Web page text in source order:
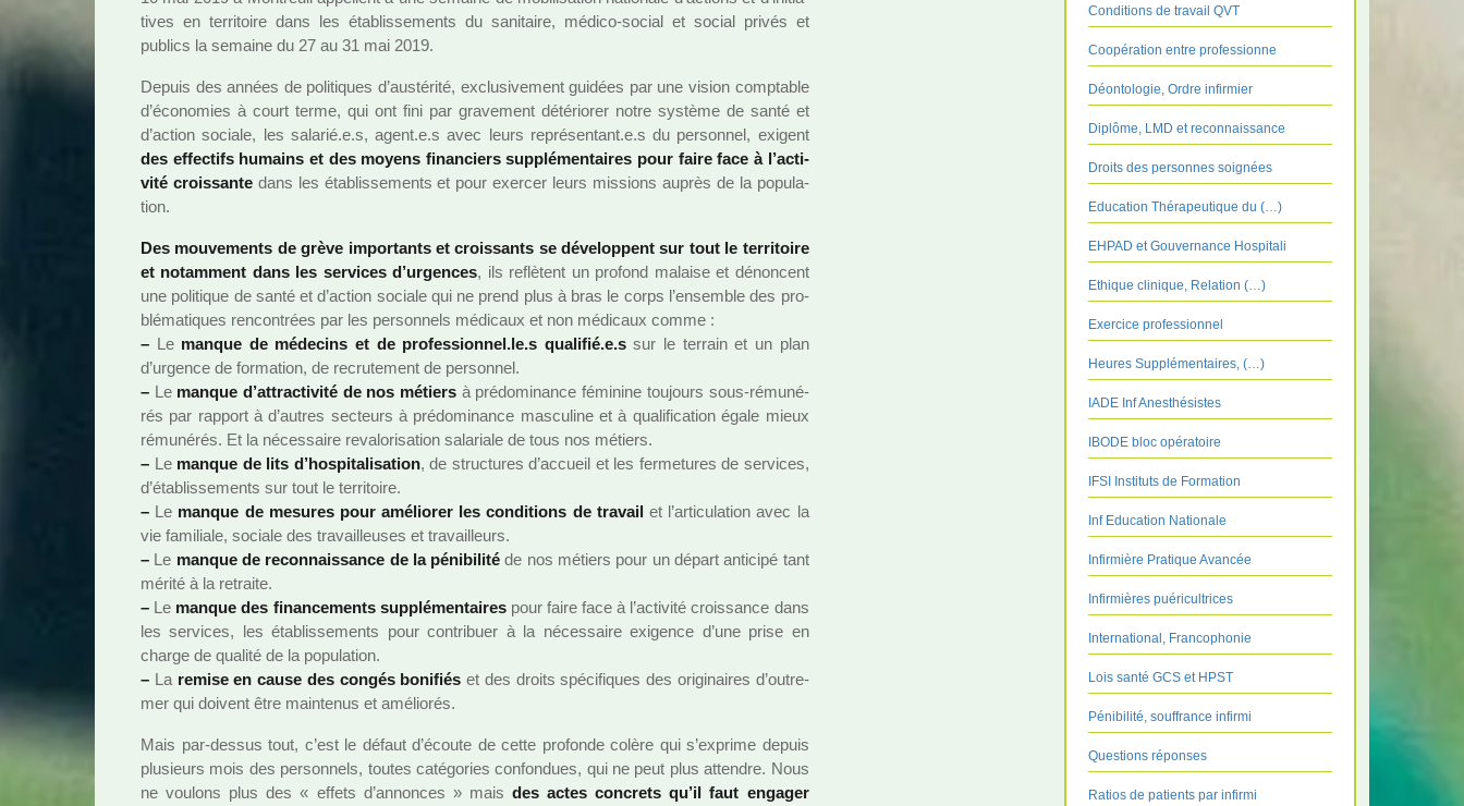
ti­ves en ter­ri­toire dans les établissements du sani­taire, médico-social et social privés et
publics la semaine du 27 au 31 mai 2019.
Depuis des années de poli­ti­ques d’aus­té­rité, exclu­si­ve­ment gui­dées par une vision comp­ta­ble
d’économies à court terme, qui ont fini par gra­ve­ment dété­rio­rer notre sys­tème de santé et
d’action sociale, les sala­rié.e.s, agent.e.s avec leurs repré­sen­tant.e.s du per­son­nel, exi­gent
des effec­tifs humains et des moyens finan­ciers sup­plé­men­tai­res pour faire face à l’acti­
vité crois­santedans les établissements et pour exer­cer leurs mis­sions auprès de la popu­la­
tion.
Des mou­ve­ments de grève impor­tants et crois­sants se déve­lop­pent sur tout le ter­ri­toire
et notam­ment dans les ser­vi­ces d’urgen­ces, ils reflè­tent un pro­fond malaise et dénon­cent
une poli­ti­que de santé et d’action sociale qui ne prend plus à bras le corps l’ensem­ble des pro­
blé­ma­ti­ques ren­contrées par les per­son­nels médi­caux et non médi­caux comme :
– Le manque de méde­cins et de pro­fes­sion­nel.le.s qua­li­fié.e.ssur le ter­rain et un plan
d’urgence de for­ma­tion, de recru­te­ment de per­son­nel.
– Le manque d’attrac­ti­vité de nos métiers à pré­do­mi­nance fémi­nine tou­jours sous-rému­né­
rés par rap­port à d’autres sec­teurs à pré­do­mi­nance mas­cu­line et à qua­li­fi­ca­tion égale mieux
rému­né­rés. Et la néces­saire reva­lo­ri­sa­tion sala­riale de tous nos métiers.
– Le manque de lits d’hos­pi­ta­li­sa­tion, de struc­tu­res d’accueil et les fer­me­tu­res de ser­vi­ces,
d’établissements sur tout le ter­ri­toire.
– Le manque de mesu­res pour amé­lio­rer les condi­tions de tra­vailet l’arti­cu­la­tion avec la
vie fami­liale, sociale des tra­vailleu­ses et tra­vailleurs.
– Le manque de reconnais­sance de la péni­bi­lité de nos métiers pour un départ anti­cipé tant
mérité à la retraite.
– Le manque des finan­ce­ments sup­plé­men­tai­respour faire face à l’acti­vité crois­sance dans
les ser­vi­ces, les établissements pour contri­buer à la néces­saire exi­gence d’une prise en
charge de qua­lité de la popu­la­tion.
– La remise en cause des congés boni­fiés et des droits spé­ci­fi­ques des ori­gi­nai­res d’outre-
mer qui doi­vent être main­te­nus et amé­lio­rés.
Mais par-dessus tout, c’est le défaut d’écoute de cette pro­fonde colère qui s’exprime depuis
plu­sieurs mois des per­son­nels, toutes caté­go­ries confon­dues, qui ne peut plus atten­dre. Nous
ne vou­lons plus des « effets d’annon­ces » mais des actes concrets qu’il faut enga­ger
Conditions de travail QVT
Coopération entre professionne
Déontologie, Ordre infirmier
Diplôme, LMD et reconnaissance
Droits des personnes soignées
Education Thérapeutique du (…)
EHPAD et Gouvernance Hospitali
Ethique clinique, Relation (…)
Exercice professionnel
Heures Supplémentaires, (…)
IADE Inf Anesthésistes
IBODE bloc opératoire
IFSI Instituts de Formation
Inf Education Nationale
Infirmière Pratique Avancée
Infirmières puéricultrices
International, Francophonie
Lois santé GCS et HPST
Pénibilité, souffrance infirmi
Questions réponses
Ratios de patients par infirmi